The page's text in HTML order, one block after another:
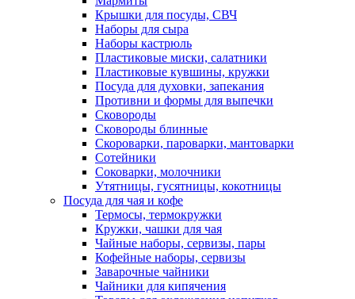
Крышки для посуды, СВЧ
Наборы для сыра
Наборы кастрюль
Пластиковые миски, салатники
Пластиковые кувшины, кружки
Посуда для духовки, запекания
Противни и формы для выпечки
Сковороды
Сковороды блинные
Скороварки, пароварки, мантоварки
Сотейники
Соковарки, молочники
Утятницы, гусятницы, кокотницы
Посуда для чая и кофе
Термосы, термокружки
Кружки, чашки для чая
Чайные наборы, сервизы, пары
Кофейные наборы, сервизы
Заварочные чайники
Чайники для кипячения